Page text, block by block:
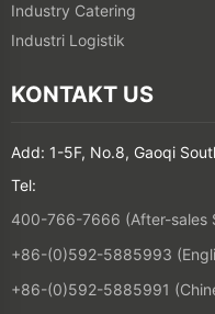
Industry Catering
Industri Logistik
KONTAKT US
Add: 1-5F, No.8, Gaoqi
Tel:
400-766-7666 (After-sales
+86-(0)592-5885993
+86-(0)592-5885991